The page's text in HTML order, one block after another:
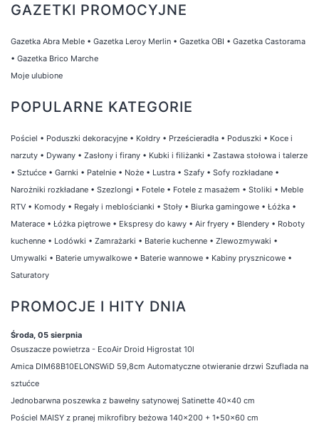
GAZETKI PROMOCYJNE
Gazetka Abra Meble • Gazetka Leroy Merlin • Gazetka OBI • Gazetka Castorama
• Gazetka Brico Marche
Moje ulubione
POPULARNE KATEGORIE
Pościel • Poduszki dekoracyjne • Kołdry • Prześcieradła • Poduszki • Koce i
narzuty • Dywany • Zasłony i firany • Kubki i filiżanki • Zastawa stołowa i talerze
• Sztućce • Garnki • Patelnie • Noże • Lustra • Szafy • Sofy rozkładane •
Narożniki rozkładane • Szezlongi • Fotele • Fotele z masażem • Stoliki • Meble
RTV • Komody • Regały i meblościanki • Stoły • Biurka gamingowe • Łóżka •
Materace • Łóżka piętrowe • Ekspresy do kawy • Air fryery • Blendery • Roboty
kuchenne • Lodówki • Zamrażarki • Baterie kuchenne • Zlewozmywaki •
Umywalki • Baterie umywalkowe • Baterie wannowe • Kabiny prysznicowe •
Saturatory
PROMOCJE I HITY DNIA
Środa, 05 sierpnia
Osuszacze powietrza - EcoAir Droid Higrostat 10l
Amica DIM68B10ELONSWiD 59,8cm Automatyczne otwieranie drzwi Szuflada na
sztućce
Jednobarwna poszewka z bawełny satynowej Satinette 40x40 cm
Pościel MAISY z pranej mikrofibry beżowa 140x200 + 1*50x60 cm